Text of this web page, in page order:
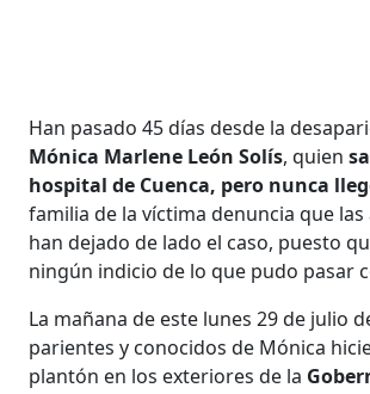
Han pasado 45 días desde la
Mónica Marlene León Solís, quien
hospital de Cuenca, pero nunca
familia de la víctima denuncia que
han dejado de lado el caso, puesto
ningún indicio de lo que pudo pasar
La mañana de este lunes 29 de julio
parientes y conocidos de Mónica
plantón en los exteriores de la